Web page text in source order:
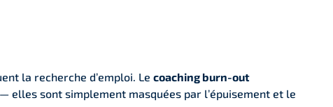
la recherche d’emploi. Le coaching burn-out
elles sont simplement masquées par l’épuisement et le